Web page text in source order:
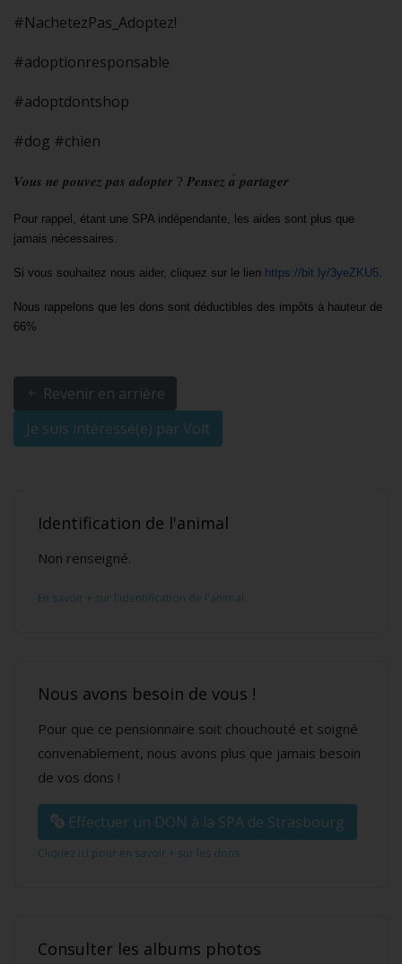
Identification de l'animal
Non renseigné.
En savoir + sur l'identification de l'animal.
Nous avons besoin de vous !
Pour que ce pensionnaire soit chouchouté et soigné
convenablement, nous avons plus que jamais besoin
de vos dons !
Effectuer un DON à la SPA de Strasbourg
Cliquez ici pour en savoir + sur les dons
Consulter les albums photos
#NachetezPas_Adoptez!
#adoptionresponsable
#adoptdontshop
#dog #chien
𝑽𝒐𝒖𝒔 𝒏𝒆 𝒑𝒐𝒖𝒗𝒆𝒛 𝒑𝒂𝒔 𝒂𝒅𝒐𝒑𝒕𝒆𝒓 ? 𝑷𝒆𝒏𝒔𝒆𝒛 𝒂 𝒑𝒂𝒓𝒕𝒂𝒈𝒆𝒓
Pour rappel, étant une SPA indépendante, les aides sont plus que
jamais nécessaires.
Si vous souhaitez nous aider, cliquez sur le lien https://bit.ly/3yeZKU5.
Nous rappelons que les dons sont déductibles des impôts à hauteur de
66%
Revenir en arrière
Je suis intéressé(e) par Volt